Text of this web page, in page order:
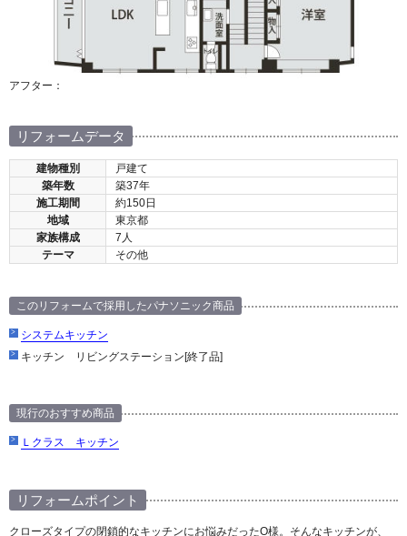
アフター：
リフォームデータ
建物種別
戸建て
築年数
築37年
施工期間
約150日
地域
東京都
家族構成
7人
テーマ
その他
このリフォームで採用したパナソニック商品
システムキッチン
キッチン リビングステーション[終了品]
現行のおすすめ商品
Ｌクラス キッチン
リフォームポイント
クローズタイプの閉鎖的なキッチンにお悩みだったO様。そんなキッチンが、